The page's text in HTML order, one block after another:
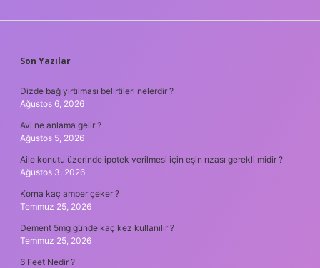
SIDEBAR
Son Yazılar
Dizde bağ yırtılması belirtileri nelerdir ?
Ağustos 6, 2026
Avi ne anlama gelir ?
Ağustos 5, 2026
Aile konutu üzerinde ipotek verilmesi için eşin rızası gerekli midir ?
Ağustos 3, 2026
Korna kaç amper çeker ?
Temmuz 25, 2026
Dement 5mg günde kaç kez kullanılır ?
Temmuz 25, 2026
6 Feet Nedir ?